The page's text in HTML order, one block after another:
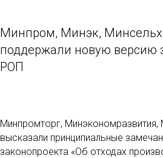
Минпром, Минэк,
поддержали новую версию
РОП
Минпромторг,
высказали принципиальные
законопроекта «Об отходах